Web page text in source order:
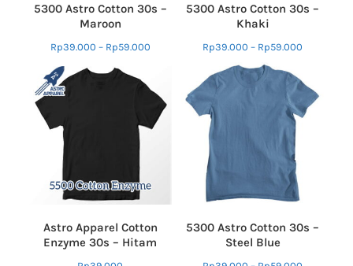
5300 Astro Cotton 30s –
Maroon
Rp39.000 – Rp59.000
5300 Astro Cotton 30s –
Khaki
Rp39.000 – Rp59.000
Astro Apparel Cotton
Enzyme 30s – Hitam
5300 Astro Cotton 30s –
Steel Blue